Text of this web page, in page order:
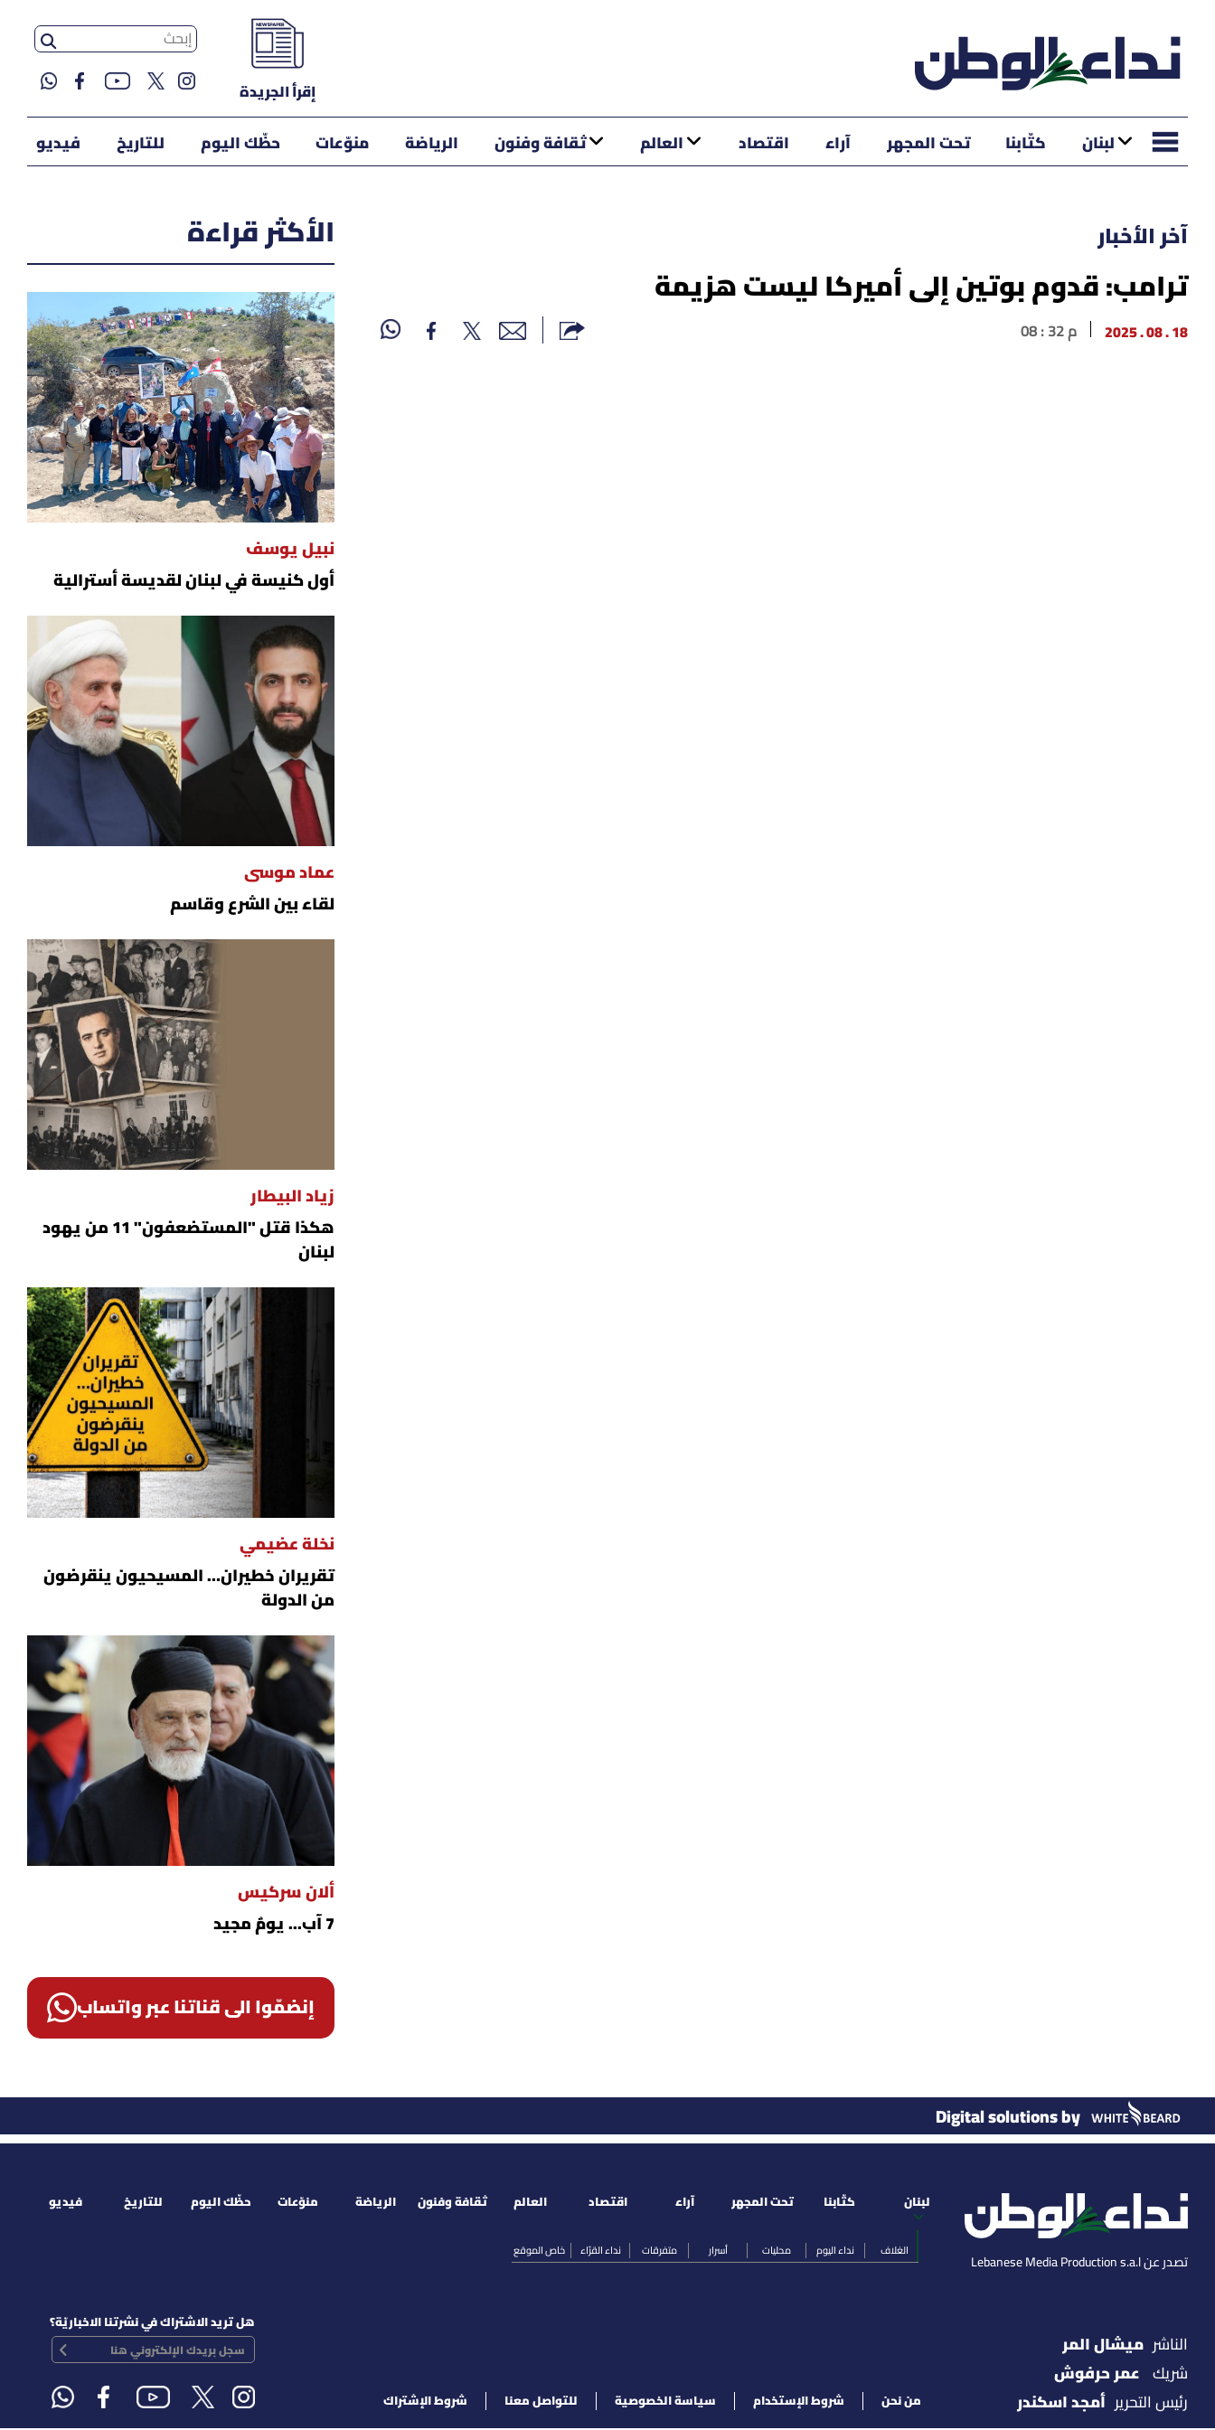
إقرأ الجريدة
لبنان كتّابنا تحت المجهر آراء اقتصاد العالم ثقافة وفنون الرياضة منوّعات حظّك اليوم للتاريخ فيديو
آخر الأخبار
ترامب: قدوم بوتين إلى أميركا ليست هزيمة
18 . 08 . 2025 08 : 32 م
الأكثر قراءة
نبيل يوسف
أول كنيسة في لبنان لقديسة أسترالية
عماد موسى
لقاء بين الشرع وقاسم
زياد البيطار
هكذا قتل "المستضعفون" 11 من يهود
لبنان
نخلة عضيمي
تقريران خطيران… المسيحيون ينقرضون
من الدولة
ألان سركيس
7 آب... يومٌ مجيد
إنضمّوا الى قناتنا عبر واتساب
Digital solutions by
تصدر عن Lebanese Media Production s.a.l
لبنان
الغلاف نداء اليوم محليات أسرار متفرقات نداء القرّاء خاص الموقع
كتّابنا تحت المجهر آراء اقتصاد العالم ثقافة وفنون الرياضة منوّعات حظّك اليوم للتاريخ فيديو
الناشر ميشال المر
شريك عمر حرفوش
رئيس التحرير أمجد اسكندر من نحن شروط الإستخدام سياسة الخصوصية للتواصل معنا شروط الإشتراك
هل تريد الاشتراك في نشرتنا الاخباريّة؟